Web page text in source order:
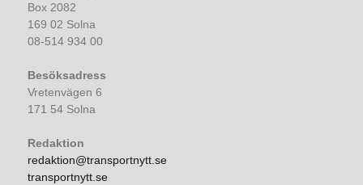
Box 2082
169 02 Solna
08-514 934 00
Besöksadress
Vretenvägen 6
171 54 Solna
Redaktion
redaktion@transportnytt.se
transportnytt.se